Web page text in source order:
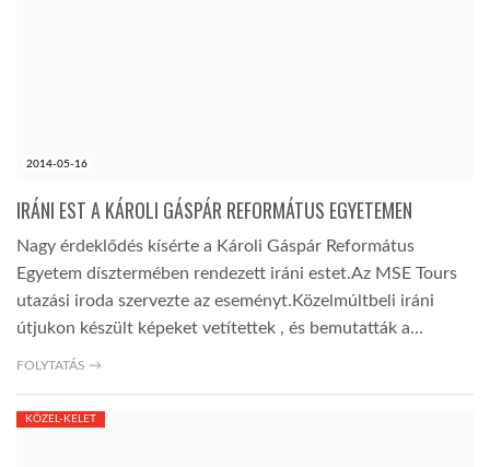
2014-05-16
IRÁNI EST A KÁROLI GÁSPÁR REFORMÁTUS EGYETEMEN
Nagy érdeklődés kísérte a Károli Gáspár Református
Egyetem dísztermében rendezett iráni estet.Az MSE Tours
utazási iroda szervezte az eseményt.Közelmúltbeli iráni
útjukon készült képeket vetítettek , és bemutatták a…
FOLYTATÁS →
KÖZEL-KELET